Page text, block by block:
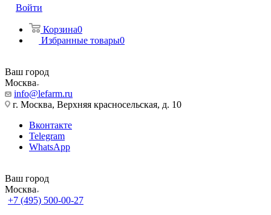
Войти
Корзина0
Избранные товары0
Ваш город
Москва
info@lefarm.ru
г. Москва, Верхняя красносельская, д. 10
Вконтакте
Telegram
WhatsApp
Ваш город
Москва
+7 (495) 500-00-27